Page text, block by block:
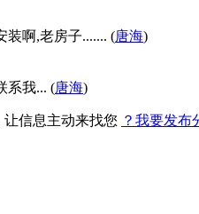
装啊,老房子....... (唐海)
系我... (唐海)
信息主动来找您 ？我要发布